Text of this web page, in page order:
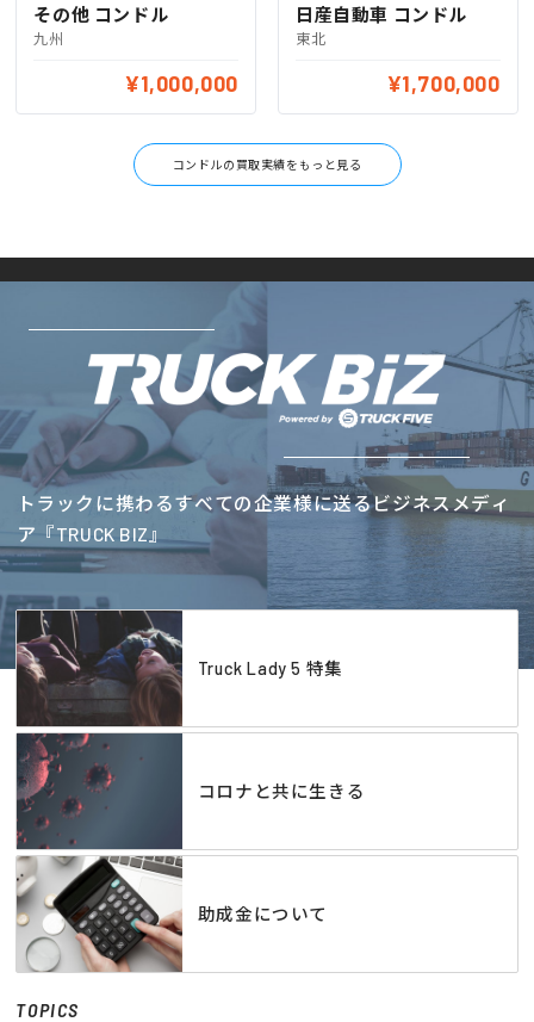
その他 コンドル
九州
¥1,000,000
日産自動車 コンドル
東北
¥1,700,000
コンドルの買取実績をもっと見る
トラックに携わるすべての企業様に送るビジネスメディ
ア『TRUCK BIZ』
Truck Lady 5 特集
コロナと共に生きる
助成金について
TOPICS